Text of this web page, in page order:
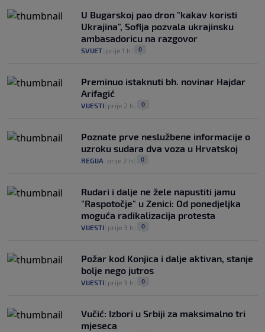
U Bugarskoj pao dron "kakav koristi
Ukrajina", Sofija pozvala ukrajinsku
ambasadoricu na razgovor
SVIJET prije 1 h 0
Preminuo istaknuti bh. novinar Hajdar
Arifagić
VIJESTI prije 2 h 0
Poznate prve neslužbene informacije o
uzroku sudara dva voza u Hrvatskoj
REGIJA prije 2 h 0
Rudari i dalje ne žele napustiti jamu
"Raspotočje" u Zenici: Od ponedjeljka
moguća radikalizacija protesta
VIJESTI prije 3 h 0
Požar kod Konjica i dalje aktivan, stanje
bolje nego jutros
VIJESTI prije 3 h 0
Vučić: Izbori u Srbiji za maksimalno tri
mjeseca